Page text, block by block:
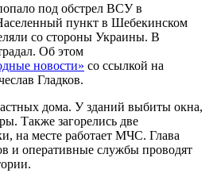
под обстрел ВСУ в
пункт в Шебекинском
со стороны Украины. В
Об этом
новости» со ссылкой на
Гладков.
дома. У зданий выбиты окна,
Также загорелись две
на месте работает МЧС. Глава
и оперативные службы проводят